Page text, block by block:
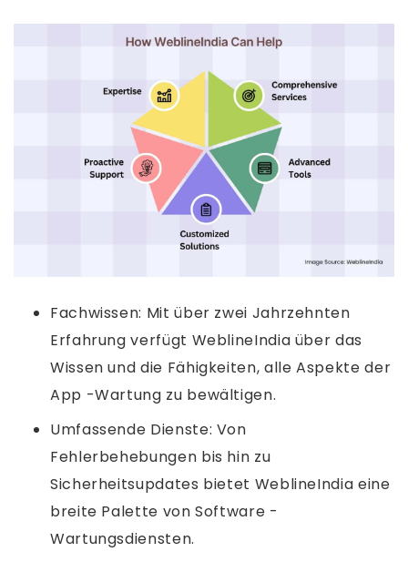
Fachwissen: Mit über zwei Jahrzehnten
Erfahrung verfügt WeblineIndia über das
Wissen und die Fähigkeiten, alle Aspekte der
App -Wartung zu bewältigen.
Umfassende Dienste: Von
Fehlerbehebungen bis hin zu
Sicherheitsupdates bietet WeblineIndia eine
breite Palette von Software -
Wartungsdiensten.